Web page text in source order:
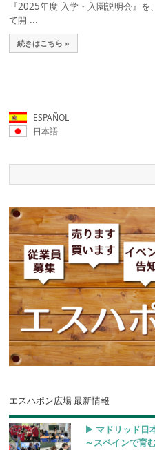
『2025年度 入学・入園説明会』
て開 ...
続きはこちら »
ESPAÑOL
日本語
エスハポン広場 最新情報
▶︎ マドリッド日
～スペインで育